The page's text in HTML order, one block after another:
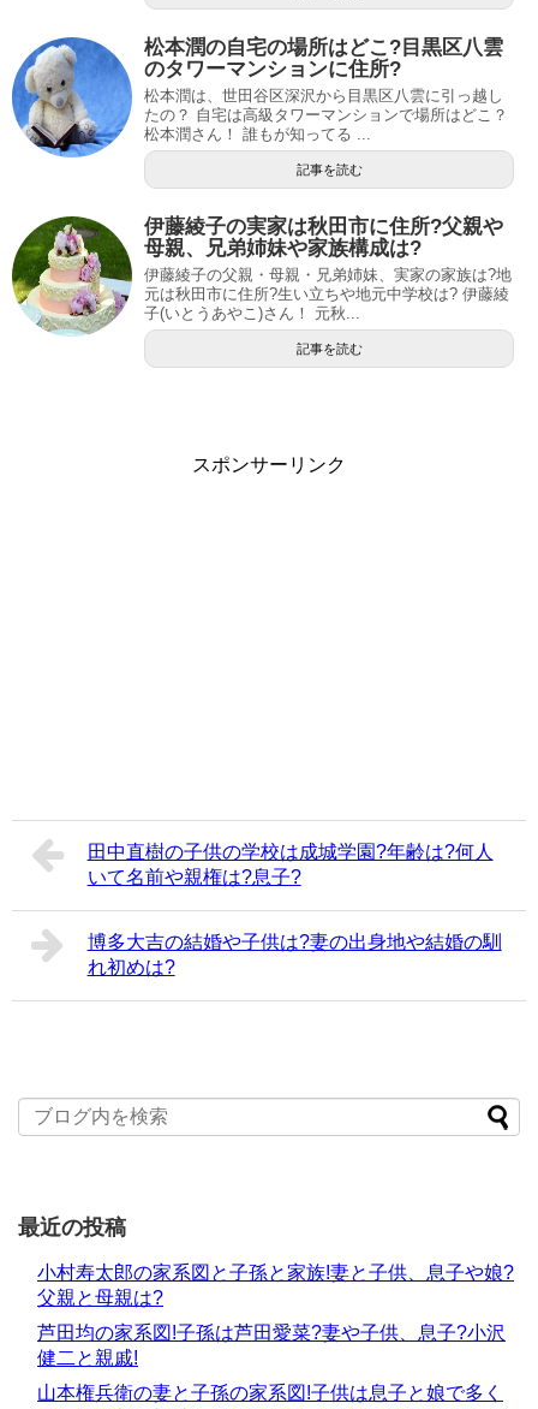
松本潤の自宅の場所はどこ?目黒区八雲
のタワーマンションに住所?
松本潤は、世田谷区深沢から目黒区八雲に引っ越し
たの？ 自宅は高級タワーマンションで場所はどこ？
松本潤さん！ 誰もが知ってる ...
記事を読む
伊藤綾子の実家は秋田市に住所?父親や
母親、兄弟姉妹や家族構成は?
伊藤綾子の父親・母親・兄弟姉妹、実家の家族は?地
元は秋田市に住所?生い立ちや地元中学校は? 伊藤綾
子(いとうあやこ)さん！ 元秋...
記事を読む
スポンサーリンク
田中直樹の子供の学校は成城学園?年齢は?何人
いて名前や親権は?息子?
博多大吉の結婚や子供は?妻の出身地や結婚の馴
れ初めは?
最近の投稿
小村寿太郎の家系図と子孫と家族!妻と子供、息子や娘?
父親と母親は?
芦田均の家系図!子孫は芦田愛菜?妻や子供、息子?小沢
健二と親戚!
山本権兵衛の妻と子孫の家系図!子供は息子と娘で多く